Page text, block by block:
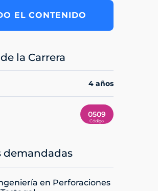
EL CONTENIDO
la Carrera
4 años
0509
demandadas
en Perforaciones